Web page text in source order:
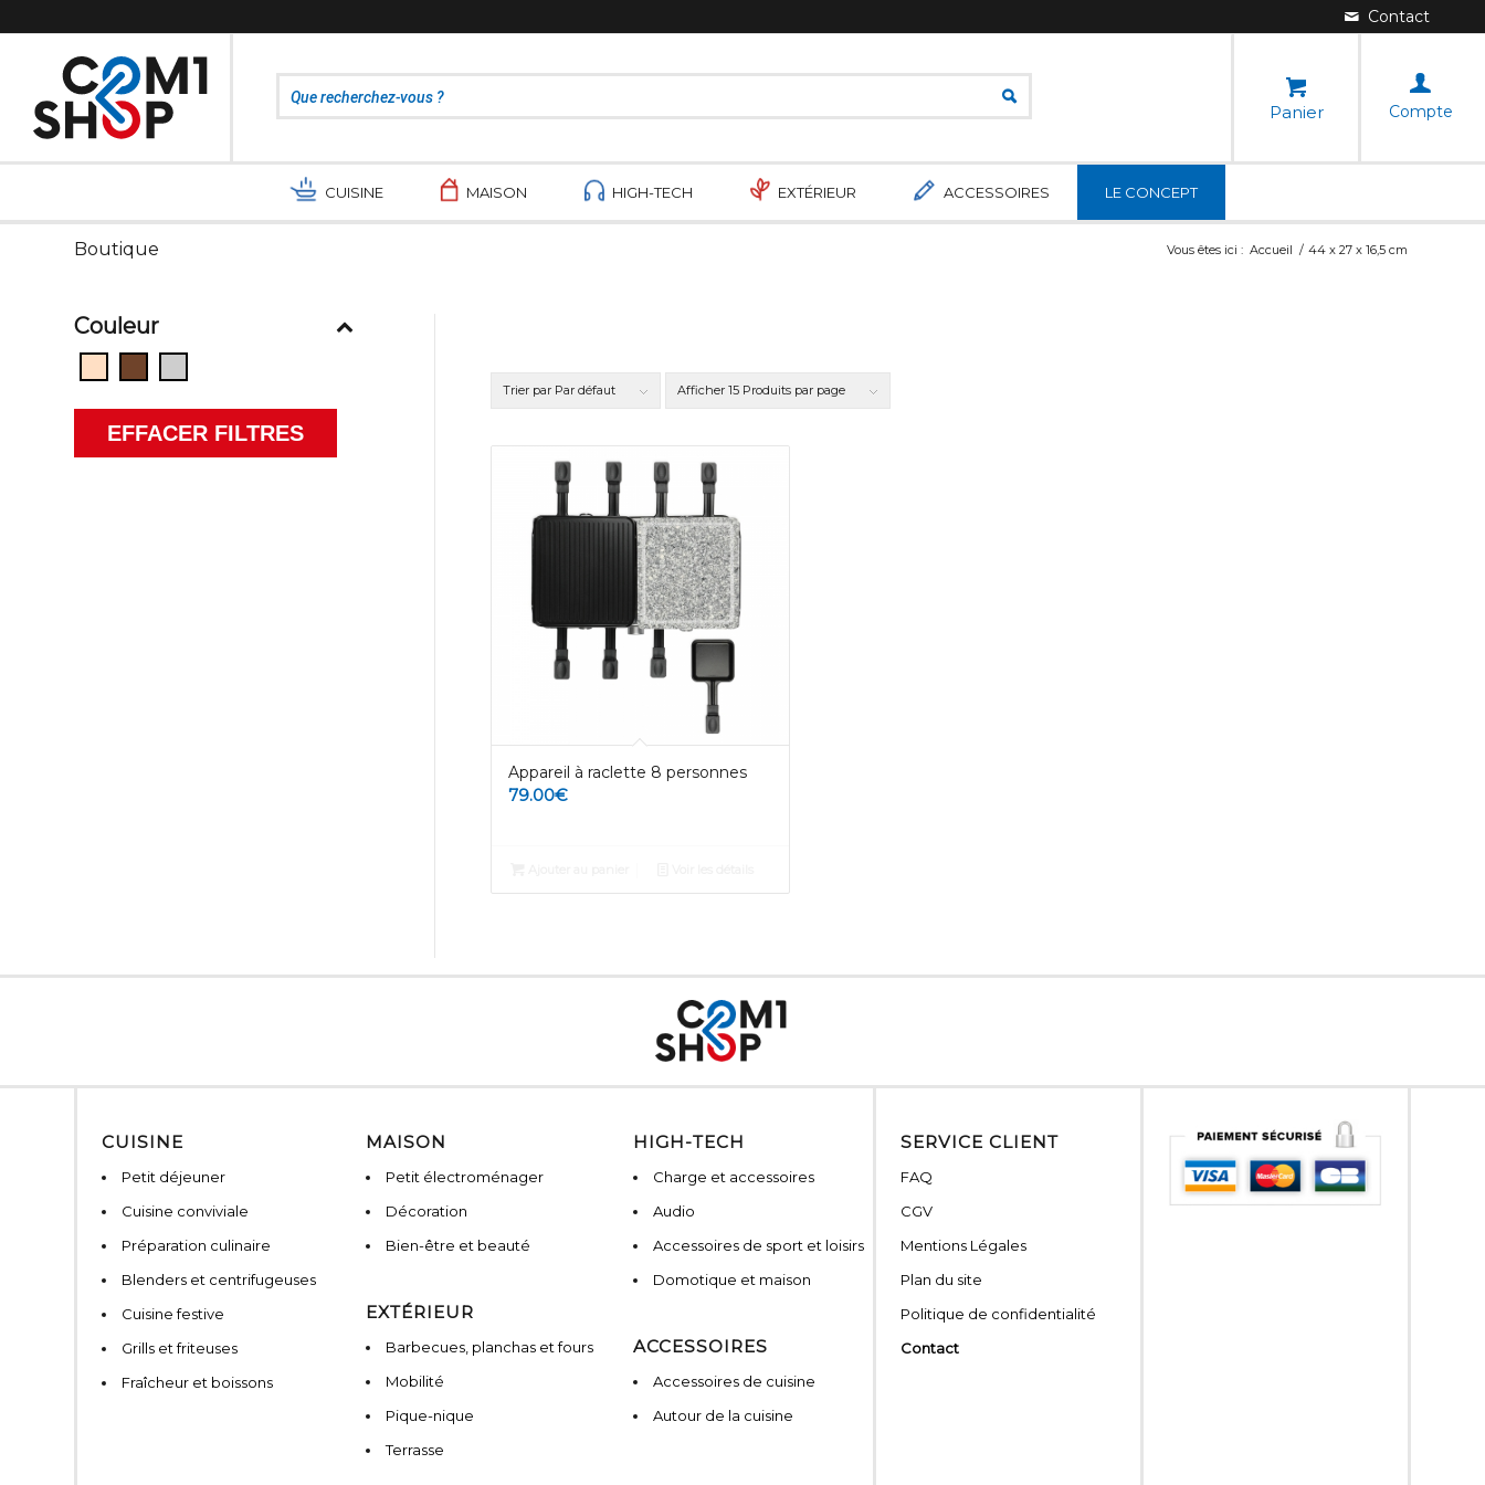
Panier Compte
CUISINE MAISON HIGH-TECH EXTÉRIEUR ACCESSOIRES LE CONCEPT
Boutique Vous êtes ici : Accueil / 44 x 27 x 16,5 cm
Trier par Par défaut Afficher 15 Produits par page
Appareil à raclette 8 personnes
79.00€
Couleur
EFFACER FILTRES
CUISINE
Petit déjeuner
Cuisine conviviale
Préparation culinaire
Blenders et centrifugeuses
Cuisine festive
Grills et friteuses
Fraîcheur et boissons
MAISON
Petit électroménager
Décoration
Bien-être et beauté
EXTÉRIEUR
Barbecues, planchas et fours
Mobilité
Pique-nique
Terrasse
HIGH-TECH
Charge et accessoires
Audio
Accessoires de sport et loisirs
Domotique et maison
ACCESSOIRES
Accessoires de cuisine
Autour de la cuisine
SERVICE CLIENT
FAQ
CGV
Mentions Légales
Plan du site
Politique de confidentialité
Contact